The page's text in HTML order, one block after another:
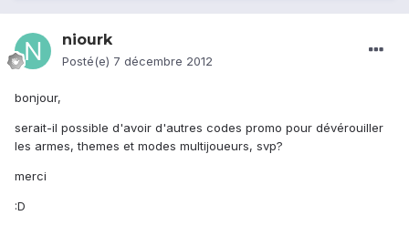
niourk
Posté(e) 7 décembre 2012
bonjour,
serait-il possible d'avoir d'autres codes promo pour dévérouiller
les armes, themes et modes multijoueurs, svp?
merci
:D